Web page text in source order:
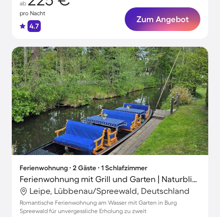
ab
pro Nacht
4.7
Zum Angebot
Ferienwohnung ∙ 2 Gäste ∙ 1 Schlafzimmer
Ferienwohnung mit Grill und Garten | Naturblick
Leipe, Lübbenau/Spreewald, Deutschland
Romantische Ferienwohnung am Wasser mit Garten in Burg
Spreewald für unvergessliche Erholung zu zweit